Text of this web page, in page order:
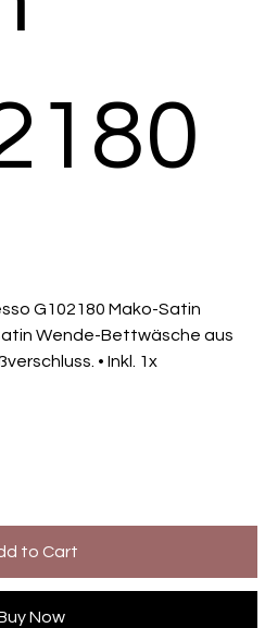
G102180 Mako-Satin
Wende-Bettwäsche aus
• Inkl. 1x
to Cart
Now